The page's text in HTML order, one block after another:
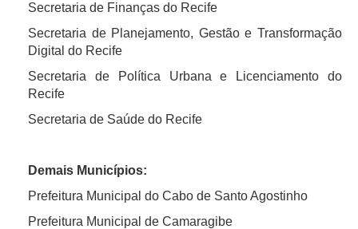
Secretaria de Finanças do Recife
Secretaria de Planejamento, Gestão e Transformação
Digital do Recife
Secretaria de Política Urbana e Licenciamento do
Recife
Secretaria de Saúde do Recife
Demais Municípios:
Prefeitura Municipal do Cabo de Santo Agostinho
Prefeitura Municipal de Camaragibe